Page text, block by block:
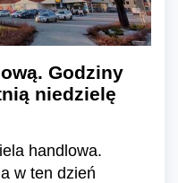
Godziny
niedzielę
handlowa.
w ten dzień